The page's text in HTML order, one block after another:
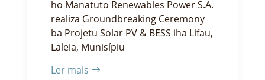
ho Manatuto Renewables Power S.A.
realiza Groundbreaking Ceremony
ba Projetu Solar PV & BESS iha Lifau,
Laleia, Munisípiu
Ler mais